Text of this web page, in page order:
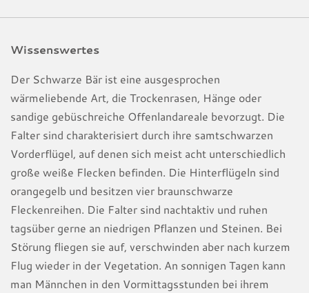
Wissenswertes
Der Schwarze Bär ist eine ausgesprochen
wärmeliebende Art, die Trockenrasen, Hänge oder
sandige gebüschreiche Offenlandareale bevorzugt. Die
Falter sind charakterisiert durch ihre samtschwarzen
Vorderflügel, auf denen sich meist acht unterschiedlich
große weiße Flecken befinden. Die Hinterflügeln sind
orangegelb und besitzen vier braunschwarze
Fleckenreihen. Die Falter sind nachtaktiv und ruhen
tagsüber gerne an niedrigen Pflanzen und Steinen. Bei
Störung fliegen sie auf, verschwinden aber nach kurzem
Flug wieder in der Vegetation. An sonnigen Tagen kann
man Männchen in den Vormittagsstunden bei ihrem